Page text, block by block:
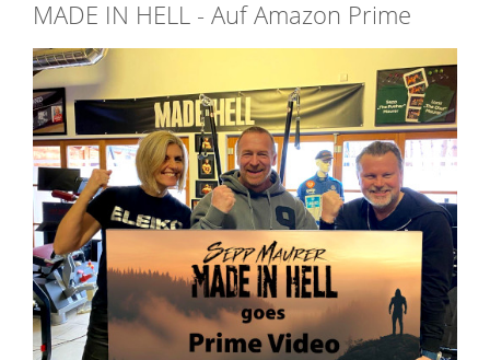
CHRISTINE EIXENBERGER -
VORBEREITUNG FÜR IHRE
NEUE FILMROLLE
MADE IN HELL - Auf Amazon Prime